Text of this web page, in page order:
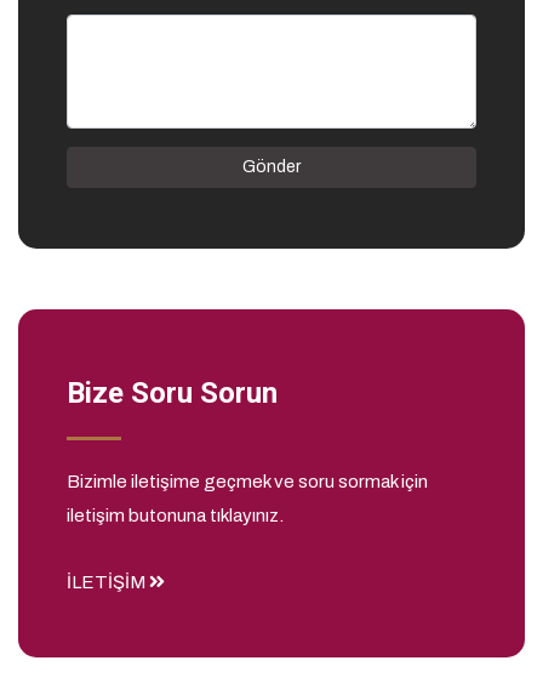
Gönder
Bize Soru Sorun
Bizimle iletişime geçmek ve soru sormak için
iletişim butonuna tıklayınız.
İLETİŞİM